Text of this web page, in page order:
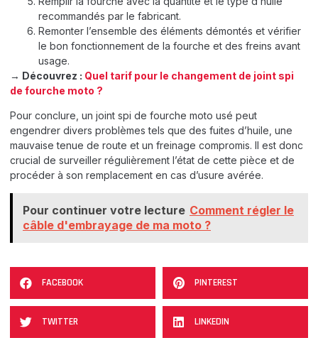
recommandés par le fabricant.
Remonter l’ensemble des éléments démontés et vérifier
le bon fonctionnement de la fourche et des freins avant
usage.
→ Découvrez : Quel tarif pour le changement de joint spi
de fourche moto ?
Pour conclure, un joint spi de fourche moto usé peut
engendrer divers problèmes tels que des fuites d’huile, une
mauvaise tenue de route et un freinage compromis. Il est donc
crucial de surveiller régulièrement l’état de cette pièce et de
procéder à son remplacement en cas d’usure avérée.
Pour continuer votre lecture Comment régler le
câble d'embrayage de ma moto ?
FACEBOOK PINTEREST
TWITTER LINKEDIN